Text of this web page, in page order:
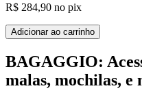
R$ 284,90 no pix
Adicionar ao carrinho
BAGAGGIO:
malas, mochilas, e